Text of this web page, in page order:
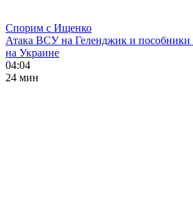
Спорим с Ищенко
Атака ВСУ на Геленджик и пособники
на Украине
04:04
24 мин